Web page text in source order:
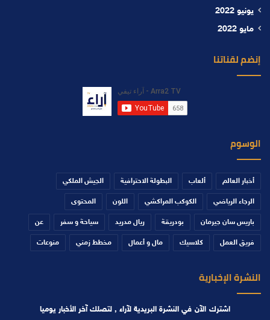
يونيو 2022
مايو 2022
إنضم لقناتنا
الوسوم
أخبار العالم ألعاب البطولة الاحترافية الجيش الملكي
الرجاء الرياضي الكوكب المراكشي اللون المحتوى
باريس سان جيرمان بودريقة ريال مدريد سياحة و سفر عن
فريق العمل كلاسيك مال و أعمال مخطط زمني منوعات
النشرة الإخبارية
اشترك الآن في النشرة البريدية لآراء , لتصلك آخر الأخبار يوميا